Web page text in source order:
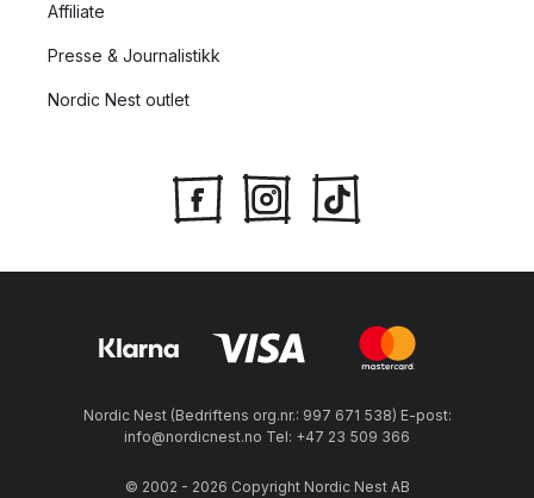
Affiliate
Presse & Journalistikk
Nordic Nest outlet
Nordic Nest (Bedriftens org.nr.: 997 671 538) E-post:
info@nordicnest.no Tel: +47 23 509 366
© 2002 - 2026 Copyright Nordic Nest AB